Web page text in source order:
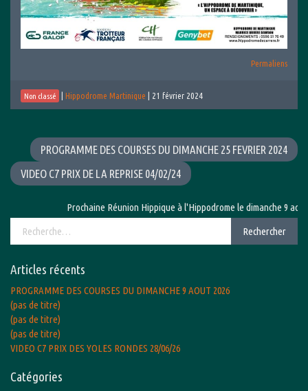
Permaliens
Non classé Hippodrome Martinique 21 février 2024
PROGRAMME DES COURSES DU DIMANCHE 25 FEVRIER 2024
VIDEO C7 PRIX DE LA REPRISE 04/02/24
Prochaine Réunion Hippique à l'Hippodrome le dimanche 9
Rechercher
Articles récents
PROGRAMME DES COURSES DU DIMANCHE 9 AOUT 2026
(pas de titre)
(pas de titre)
(pas de titre)
VIDEO C7 PRIX DES YOLES RONDES 28/06/26
Catégories